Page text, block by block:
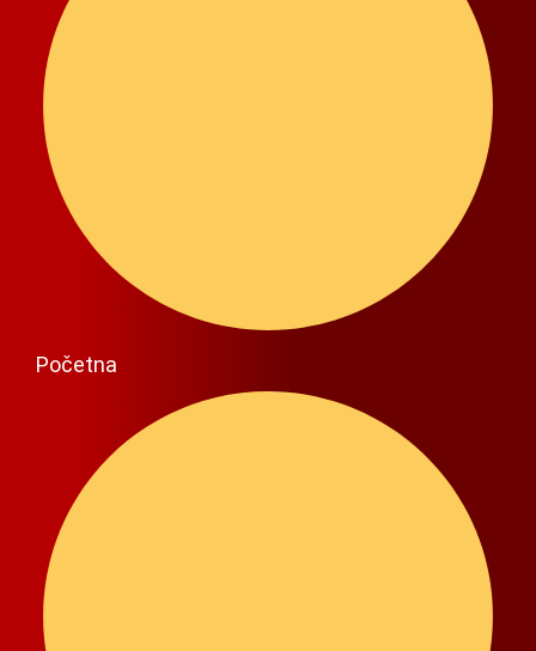
Početna